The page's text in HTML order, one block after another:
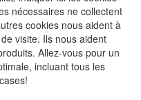
nécessaires ne collectent
cookies nous aident à
visite. Ils nous aident
Allez-vous pour un
incluant tous les